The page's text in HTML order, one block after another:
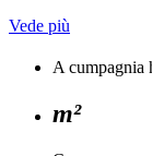
Vede più
A cumpagnia
m²